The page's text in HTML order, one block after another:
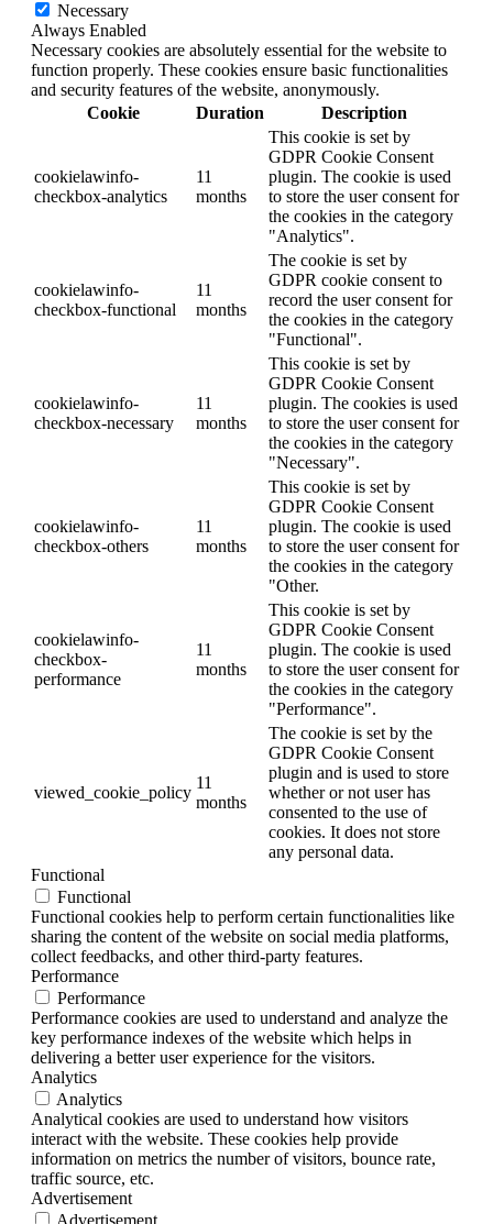
Necessary
Always Enabled
Necessary cookies are absolutely essential for the website to
function properly. These cookies ensure basic functionalities
and security features of the website, anonymously.
Cookie
Duration Description
cookielawinfo-
checkbox-analytics
11
months
This cookie is set by
GDPR Cookie Consent
plugin. The cookie is used
to store the user consent for
the cookies in the category
"Analytics".
cookielawinfo-
checkbox-functional
11
months
The cookie is set by
GDPR cookie consent to
record the user consent for
the cookies in the category
"Functional".
cookielawinfo-
checkbox-necessary
11
months
This cookie is set by
GDPR Cookie Consent
plugin. The cookies is used
to store the user consent for
the cookies in the category
"Necessary".
cookielawinfo-
checkbox-others
11
months
This cookie is set by
GDPR Cookie Consent
plugin. The cookie is used
to store the user consent for
the cookies in the category
"Other.
cookielawinfo-
checkbox-
performance
11
months
This cookie is set by
GDPR Cookie Consent
plugin. The cookie is used
to store the user consent for
the cookies in the category
"Performance".
viewed_cookie_policy
11
months
The cookie is set by the
GDPR Cookie Consent
plugin and is used to store
whether or not user has
consented to the use of
cookies. It does not store
any personal data.
Functional
Functional
Functional cookies help to perform certain functionalities like
sharing the content of the website on social media platforms,
collect feedbacks, and other third-party features.
Performance
Performance
Performance cookies are used to understand and analyze the
key performance indexes of the website which helps in
delivering a better user experience for the visitors.
Analytics
Analytics
Analytical cookies are used to understand how visitors
interact with the website. These cookies help provide
information on metrics the number of visitors, bounce rate,
traffic source, etc.
Advertisement